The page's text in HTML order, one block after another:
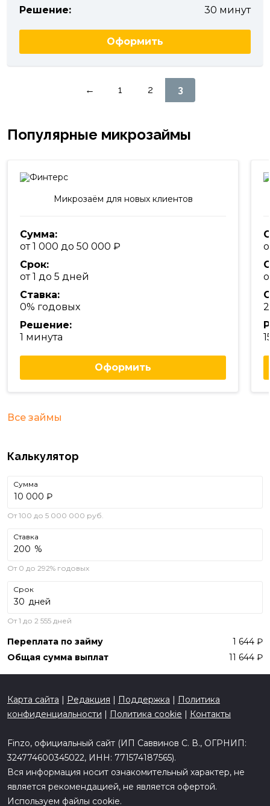
Решение:
30 минут
Оформить
← 1 2 3
Популярные микрозаймы
Микрозаём для новых клиентов
Сумма:
от 1 000 до 50 000
Срок:
от 1 до 5 дней
Ставка:
0% годовых
Решение:
1 минута
Оформить
Все займы
Калькулятор
Сумма
₽
От 100 до 5 000 000 руб.
Ставка
%
От 0 до 292% годовых
Срок
дней
От 1 до 2 555 дней
Переплата по займу
1 644
Общая сумма выплат
11 644
Карта сайта | Редакция | Поддержка | Политика
конфиденциальности | Политика cookie | Контакты
Finzo, официальный сайт (ИП Саввинов С. В., ОГРНИП:
324774600345022, ИНН: 771574187565).
Вся информация носит ознакомительный характер, не
является рекомендацией, не является офертой.
Используем файлы cookie.